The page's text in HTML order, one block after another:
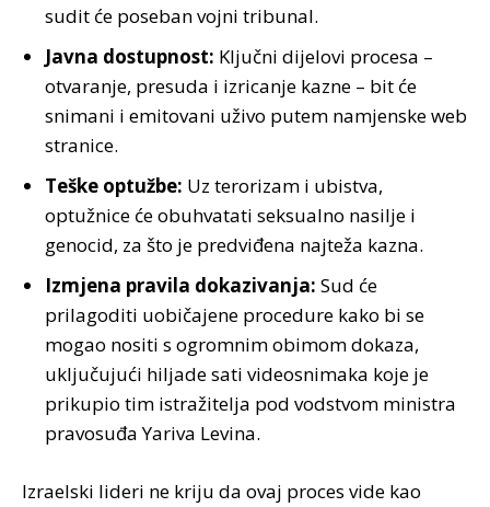
sudit će poseban vojni tribunal.
Javna dostupnost: Ključni dijelovi procesa –
otvaranje, presuda i izricanje kazne – bit će
snimani i emitovani uživo putem namjenske web
stranice.
Teške optužbe: Uz terorizam i ubistva,
optužnice će obuhvatati seksualno nasilje i
genocid, za što je predviđena najteža kazna.
Izmjena pravila dokazivanja: Sud će
prilagoditi uobičajene procedure kako bi se
mogao nositi s ogromnim obimom dokaza,
uključujući hiljade sati videosnimaka koje je
prikupio tim istražitelja pod vodstvom ministra
pravosuđa Yariva Levina.
Izraelski lideri ne kriju da ovaj proces vide kao